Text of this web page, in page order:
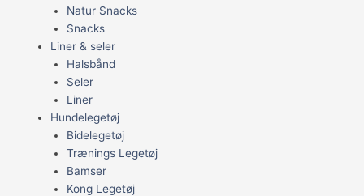
Natur Snacks
Snacks
Liner & seler
Halsbånd
Seler
Liner
Hundelegetøj
Bidelegetøj
Trænings Legetøj
Bamser
Kong Legetøj